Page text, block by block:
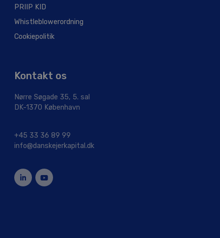
PRIIP KID
Whistleblowerordning
Cookiepolitik
Kontakt os
Nørre Søgade 35, 5. sal
DK-1370 København
+45 33 36 89 99
info@danskejerkapital.dk